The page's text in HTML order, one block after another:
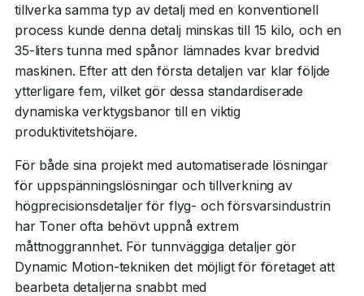
tillverka samma typ av detalj med en konventionell
process kunde denna detalj minskas till 15 kilo, och en
35-liters tunna med spånor lämnades kvar bredvid
maskinen. Efter att den första detaljen var klar följde
ytterligare fem, vilket gör dessa standardiserade
dynamiska verktygsbanor till en viktig
produktivitetshöjare.
För både sina projekt med automatiserade lösningar
för uppspänningslösningar och tillverkning av
högprecisionsdetaljer för flyg- och försvarsindustrin
har Toner ofta behövt uppnå extrem
måttnoggrannhet. För tunnväggiga detaljer gör
Dynamic Motion-tekniken det möjligt för företaget att
bearbeta detaljerna snabbt med